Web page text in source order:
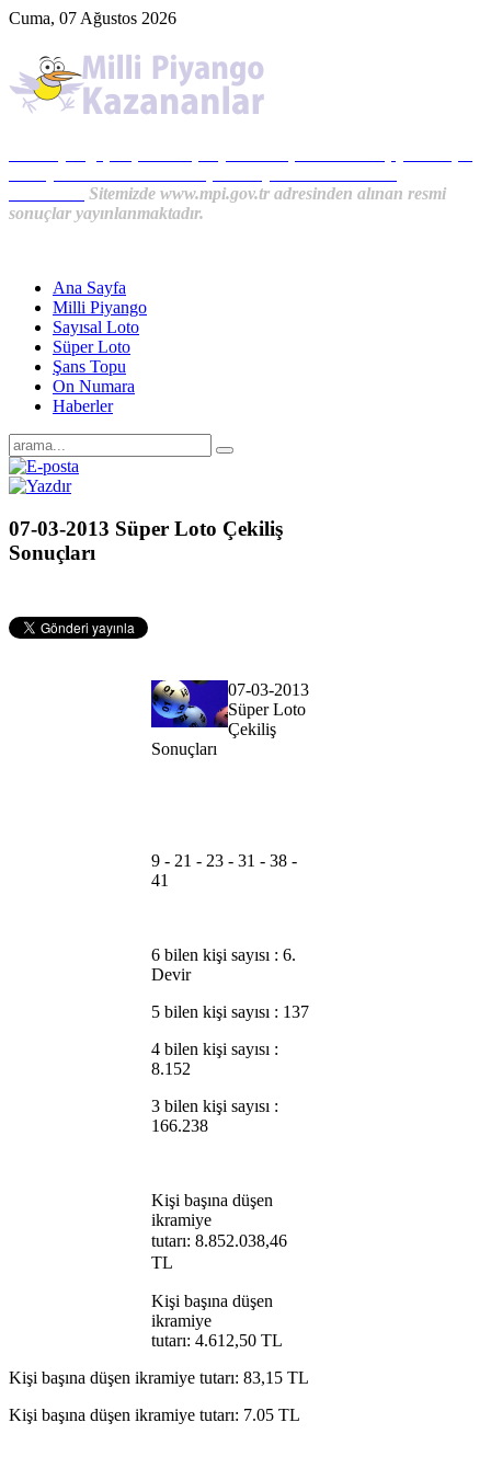
Cuma, 07 Ağustos 2026
Sitemizde www.mpi.gov.tr adresinden alınan resmi
sonuçlar yayınlanmaktadır.
Ana Sayfa
Milli Piyango
Sayısal Loto
Süper Loto
Şans Topu
On Numara
Haberler
07-03-2013 Süper Loto Çekiliş
Sonuçları
07-03-2013
Süper Loto
Çekiliş
Sonuçları
9 - 21 - 23 - 31 - 38 -
41
6 bilen kişi sayısı : 6.
Devir
5 bilen kişi sayısı : 137
4 bilen kişi sayısı :
8.152
3 bilen kişi sayısı :
166.238
Kişi başına düşen
ikramiye
tutarı: 8.852.038,46
TL
Kişi başına düşen
ikramiye
tutarı: 4.612,50 TL
Kişi başına düşen ikramiye tutarı: 83,15 TL
Kişi başına düşen ikramiye tutarı: 7.05 TL